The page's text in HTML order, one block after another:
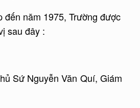
đến năm 1975, Trường được
sau đây :
Nguyễn Văn Quí, Giám